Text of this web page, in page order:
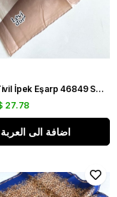
Levidor Tivil İpek Eşarp 46849 Somon Rengi Karışık Desen
27.78
اضافة الى العربة